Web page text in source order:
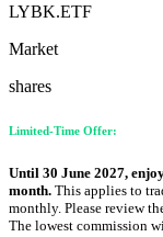
LYBK.ETF
Market
shares
Limited-Time Offer:
Until 30 June 2027,
month. This applies to
monthly. Please review
The lowest commission